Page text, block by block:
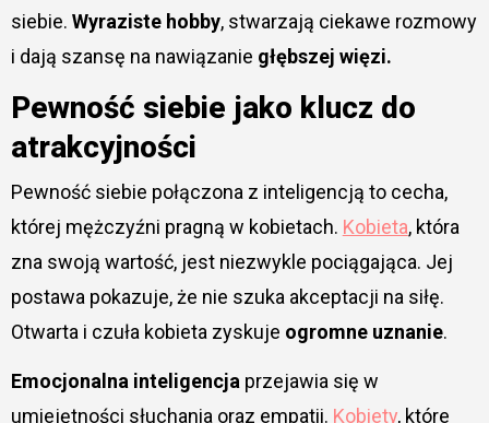
siebie. Wyraziste hobby, stwarzają ciekawe rozmowy
i dają szansę na nawiązanie głębszej więzi.
Pewność siebie jako klucz do
atrakcyjności
Pewność siebie połączona z inteligencją to cecha,
której mężczyźni pragną w kobietach. Kobieta, która
zna swoją wartość, jest niezwykle pociągająca. Jej
postawa pokazuje, że nie szuka akceptacji na siłę.
Otwarta i czuła kobieta zyskuje ogromne uznanie.
Emocjonalna inteligencja przejawia się w
umiejętności słuchania oraz empatii. Kobiety, które